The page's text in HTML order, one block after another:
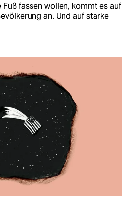
fassen wollen, kommt es auf
an. Und auf starke